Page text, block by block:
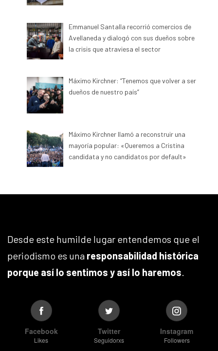
Emmanuel Santalla recorrió comercios de
Avellaneda y dialogó con sus dueños sobre
la crisis que atraviesa el sector
Máximo Kirchner: “Tenemos que volver a ser
dueños de nuestro país”
Máximo Kirchner llamó a reconstruir una
mayoría popular: «Queremos a Cristina
candidata y no candidatos por default»
Desde este humilde lugar entendemos que el
periodismo es una responsabilidad histórica
porque así lo sentimos y así lo haremos.
Facebook
Likes
Twitter
Seguidorxs
Instagram
Followers